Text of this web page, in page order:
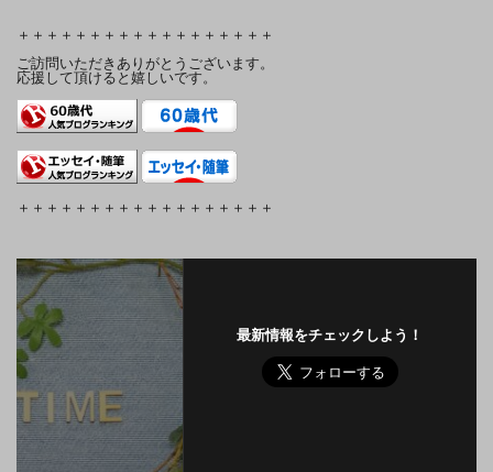
＋＋＋＋＋＋＋＋＋＋＋＋＋＋＋＋＋＋
ご訪問いただきありがとうございます。
応援して頂けると嬉しいです。
＋＋＋＋＋＋＋＋＋＋＋＋＋＋＋＋＋＋
最新情報をチェックしよう！